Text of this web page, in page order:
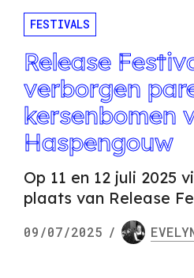
FESTIVALS
Release
verborgen
kersenbomen
Haspengouw
Op 11 en 12 juli 2025
plaats van Release
09/07/2025 /